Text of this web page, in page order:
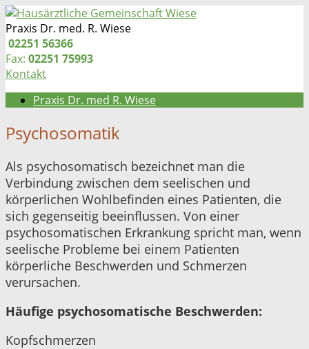
Zum
Inhalt
springen
Praxis Dr. med. R. Wiese
Telefon:
02251 56366
Fax: 02251 75993
Kontakt
Praxis Dr. med R. Wiese
Psychosomatik
Als psychosomatisch bezeichnet man die
Verbindung zwischen dem seelischen und
körperlichen Wohlbefinden eines Patienten, die
sich gegenseitig beeinflussen. Von einer
psychosomatischen Erkrankung spricht man, wenn
seelische Probleme bei einem Patienten
körperliche Beschwerden und Schmerzen
verursachen.
Häufige psychosomatische Beschwerden:
Kopfschmerzen